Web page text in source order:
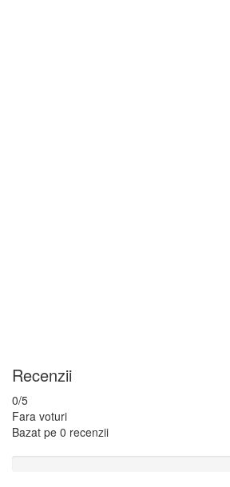
Recenzii
0/5
Fara voturi
Bazat pe 0 recenzii